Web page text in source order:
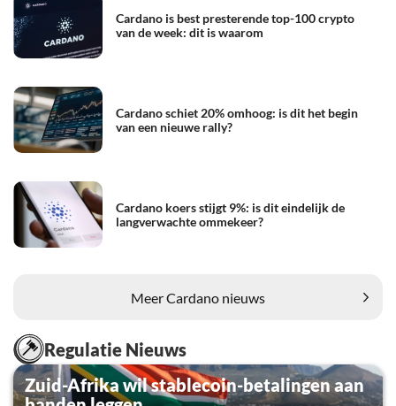
Cardano is best presterende top-100 crypto
van de week: dit is waarom
Cardano schiet 20% omhoog: is dit het begin
van een nieuwe rally?
Cardano koers stijgt 9%: is dit eindelijk de
langverwachte ommekeer?
Meer Cardano nieuws
Regulatie Nieuws
Zuid-Afrika wil stablecoin-betalingen aan